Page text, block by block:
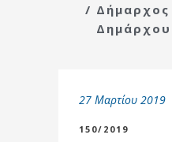
/ Δήμαρχος
Δημάρχου
27 Μαρτίου 2019
150/2019